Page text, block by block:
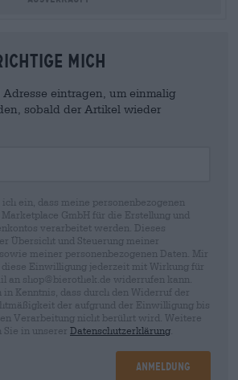
mich
eintragen, um einmalig
sobald der Artikel wieder
ein, dass meine personenbezogenen
GmbH für die Erstellung und
verarbeitet werden. Dieses
Übersicht und Steuerung meiner
meiner personenbezogenen Daten. Mir
diese Einwilligung jederzeit mit Wirkung für
an shop@bierothek.de widerrufen kann.
in Kenntnis, dass durch den Widerruf der
der aufgrund der Einwilligung bis
Verarbeitung nicht berührt wird. Weitere
in unserer Datenschutzerklärung
Anmeldung